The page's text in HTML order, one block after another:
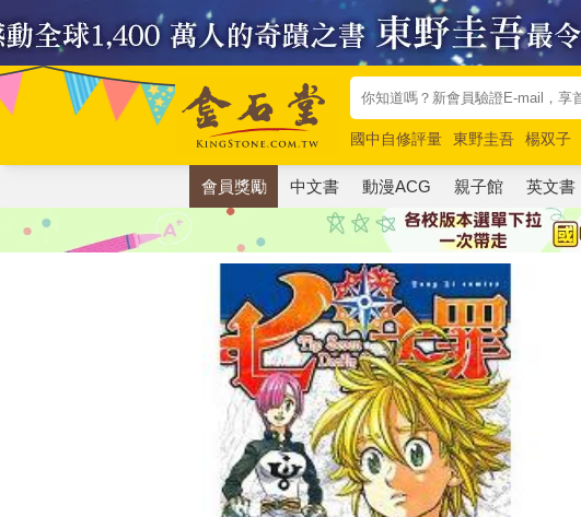
國中自修評量 東野圭吾 楊双子
唯紅花綻放
奧德賽 路邊攤新作
會員獎勵 中文書 動漫ACG 親子館 英文書